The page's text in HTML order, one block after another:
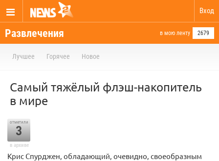
Вход
Развлечения в мою ленту 2679
Лучшее Горячее Новое
Самый тяжёлый флэш-накопитель
в мире
отметили
3
в архиве
Крис Спурджен, обладающий, очевидно, своеобразным